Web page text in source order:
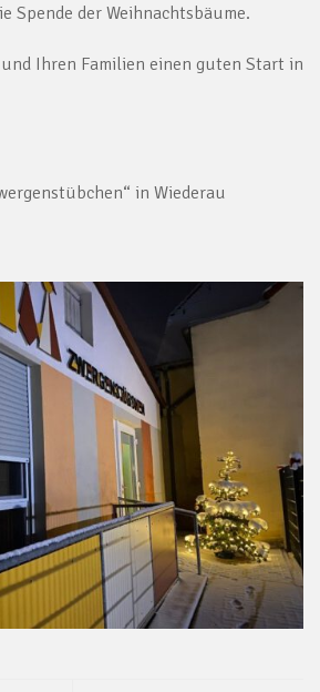
Spende der Weihnachtsbäume.
Ihren Familien einen guten Start in
in Wiederau